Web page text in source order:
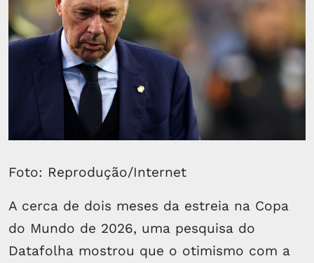
Foto: Reprodução/Internet
A cerca de dois meses da estreia na Copa
do Mundo de 2026, uma pesquisa do
Datafolha mostrou que o otimismo com a